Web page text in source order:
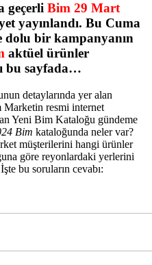
geçerli Bim 29 Mart
yayınlandı. Bu Cuma
dolu bir kampanyanın
aktüel ürünler
bu sayfada…
detaylarında yer alan
Marketin resmi internet
Yeni Bim Kataloğu gündeme
Bim kataloğunda neler var?
müşterilerini hangi ürünler
göre reyonlardaki yerlerini
bu soruların cevabı: